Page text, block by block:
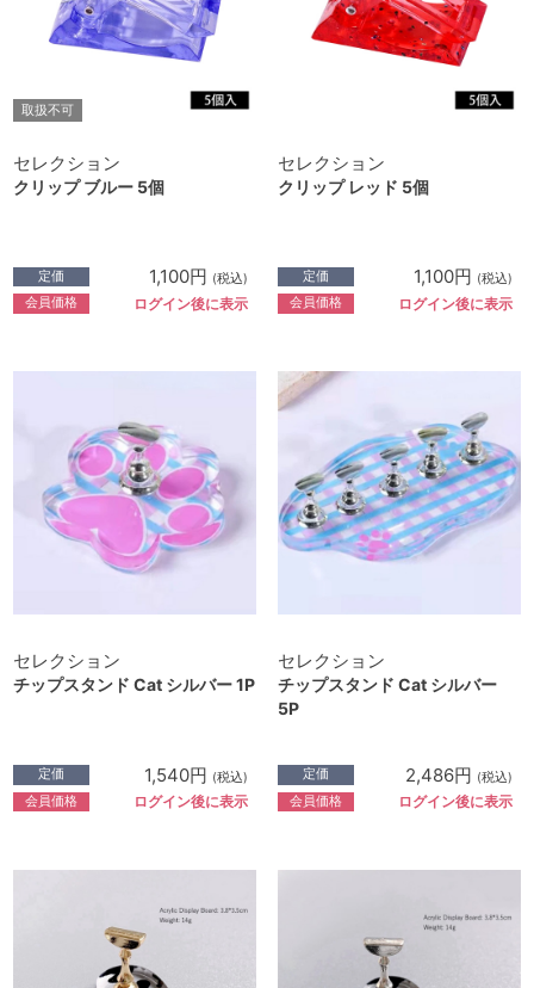
取扱不可
セレクション
クリップ ブルー 5個
定価 1,100円 (税込)
会員価格 ログイン後に表示
セレクション
クリップ レッド 5個
定価 1,100円 (税込)
会員価格 ログイン後に表示
セレクション
チップスタンド Cat シルバー 1P
定価 1,540円 (税込)
会員価格 ログイン後に表示
セレクション
チップスタンド Cat シルバー
5P
定価 2,486円 (税込)
会員価格 ログイン後に表示